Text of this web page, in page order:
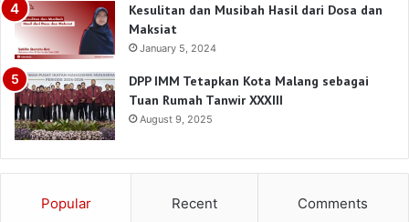
Kesulitan dan Musibah Hasil dari Dosa dan
Maksiat
January 5, 2024
DPP IMM Tetapkan Kota Malang sebagai
Tuan Rumah Tanwir XXXIII
August 9, 2025
Popular Recent Comments